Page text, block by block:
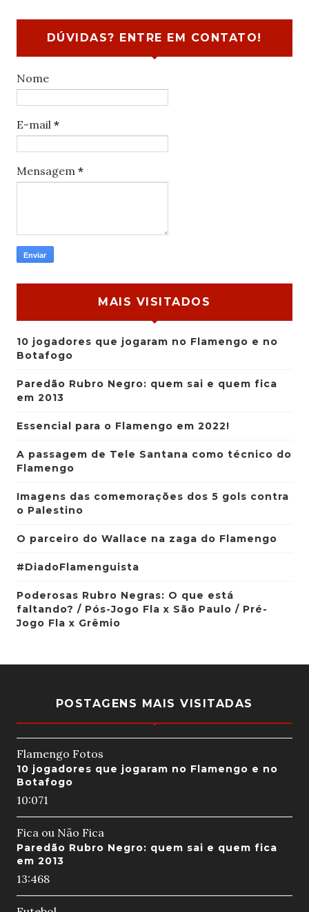
DÚVIDAS? ENTRE EM CONTATO!
Nome
E-mail *
Mensagem *
MAIS VISITADOS
10 jogadores que jogaram no Flamengo e no
Botafogo
Paredão Rubro Negro: quem sai e quem fica
em 2013
Essencial para o Flamengo em 2022!
A passagem de Tele Santana como técnico do
Flamengo
Imagens das comemorações dos 5 gols contra
o Palestino
O parceiro do Wallace na zaga do Flamengo
#DiadoFlamenguista
Poderosas Rubro Negras: O que está
faltando? / Pós-Jogo Fla x São Paulo / Pré-
Jogo Fla x Grêmio
POSTAGENS MAIS VISITADAS
Flamengo Fotos
10 jogadores que jogaram no Flamengo e no
Botafogo
10:071
Fica ou Não Fica
Paredão Rubro Negro: quem sai e quem fica
em 2013
13:468